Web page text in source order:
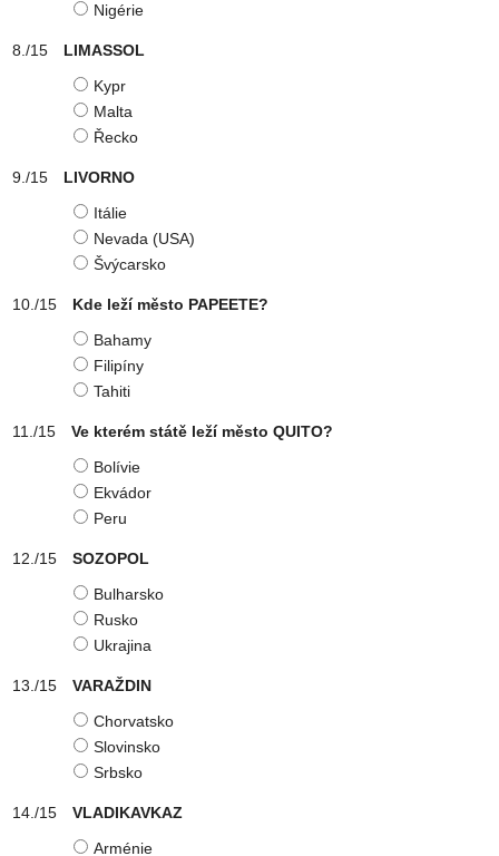
Nigérie
LIMASSOL
Kypr
Malta
Řecko
LIVORNO
Itálie
Nevada (USA)
Švýcarsko
Kde leží město PAPEETE?
Bahamy
Filipíny
Tahiti
Ve kterém státě leží město QUITO?
Bolívie
Ekvádor
Peru
SOZOPOL
Bulharsko
Rusko
Ukrajina
VARAŽDIN
Chorvatsko
Slovinsko
Srbsko
VLADIKAVKAZ
Arménie